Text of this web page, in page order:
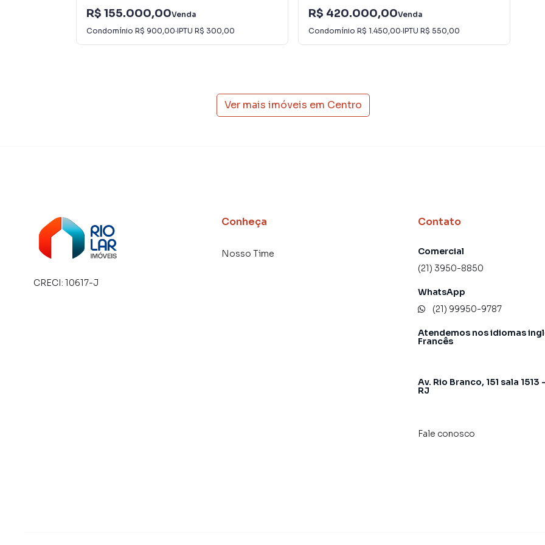
R$ 155.000,00Venda
Condomínio R$ 900,00·IPTU R$ 300,00
R$ 420.000,00Venda
Condomínio R$ 1.450,00·IPTU R$ 550,00
Ver mais imóveis em Centro
CRECI: 10617-J
Conheça
Nosso Time
Contato
Comercial
(21) 3950-8850
WhatsApp
(21) 99950-9787
Atendemos nos idiomas
Francês
Av. Rio Branco, 151 sala
RJ
Fale conosco